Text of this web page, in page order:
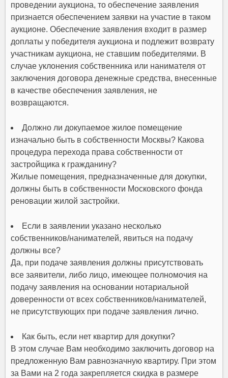
проведении аукциона, то обеспечение заявления
признается обеспечением заявки на участие в таком
аукционе. Обеспечение заявления входит в размер
доплаты у победителя аукциона и подлежит возврату
участникам аукциона, не ставшим победителями. В
случае уклонения собственника или нанимателя от
заключения договора денежные средства, внесенные
в качестве обеспечения заявления, не
возвращаются.
Должно ли докупаемое жилое помещение
изначально быть в собственности Москвы? Какова
процедура перехода права собственности от
застройщика к гражданину?
Жилые помещения, предназначенные для докупки,
должны быть в собственности Московского фонда
реновации жилой застройки.
Если в заявлении указано несколько
собственников/нанимателей, явиться на подачу
должны все?
Да, при подаче заявления должны присутствовать
все заявители, либо лицо, имеющее полномочия на
подачу заявления на основании нотариальной
доверенности от всех собственников/нанимателей,
не присутствующих при подаче заявления лично.
Как быть, если нет квартир для докупки?
В этом случае Вам необходимо заключить договор на
предложенную Вам равнозначную квартиру. При этом
за Вами на 2 года закрепляется скидка в размере